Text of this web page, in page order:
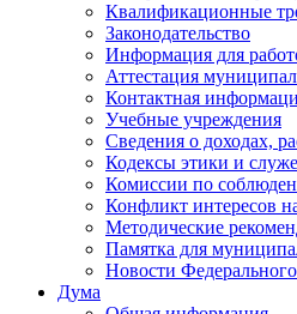
Квалификационные
Законодательство
Информация для
Аттестация
Контактная
Учебные учреждения
Сведения о доходах,
Кодексы этики и
Комиссии по
Конфликт интересов
Методические
Памятка для
Новости
Дума